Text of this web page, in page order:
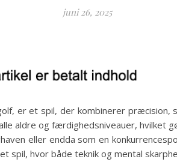
juni 26, 2025
er et spil, der kombinerer præcision,
aldre og færdighedsniveauer,
eller endda som en
spil, hvor både teknik og mental